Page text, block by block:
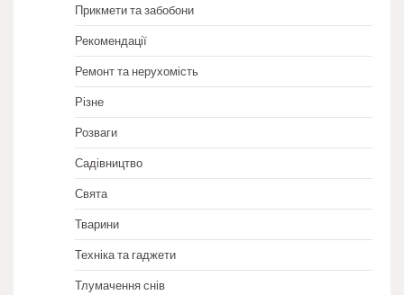
Прикмети та забобони
Рекомендації
Ремонт та нерухомість
Різне
Розваги
Садівництво
Свята
Тварини
Техніка та гаджети
Тлумачення снів